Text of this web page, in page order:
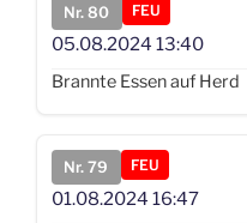
Nr. 80 FEU
05.08.2024 13:40
Brannte Essen auf Herd
Nr. 79 FEU
01.08.2024 16:47